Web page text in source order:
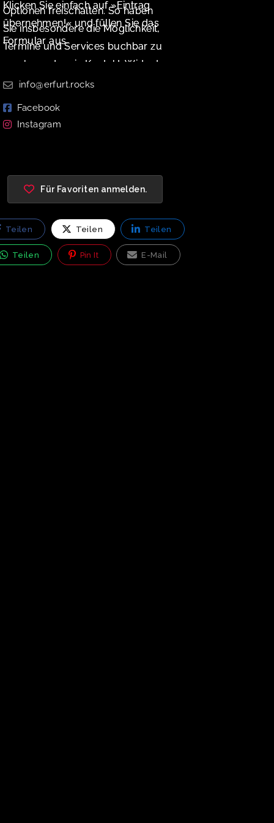
Optionen freischalten. So haben
Sie insbesondere die Möglichkeit,
Termine und Services buchbar zu
machen oder ein Kontakt-Widget
zu aktivieren.
Klicken Sie einfach auf »Eintrag
übernehmen!« und füllen Sie das
Formular aus.
info@erfurt.rocks
Facebook
Instagram
Für Favoriten anmelden.
Teilen Teilen Teilen
Teilen Pin It E-Mail